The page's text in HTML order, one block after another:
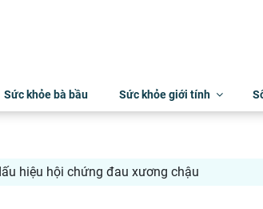
Sức khỏe bà bầu Sức khỏe giới tính
hiệu hội chứng đau xương chậu